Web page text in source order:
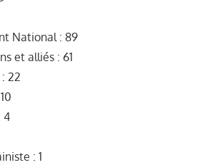
National : 89
et alliés : 61
22
4
: 1